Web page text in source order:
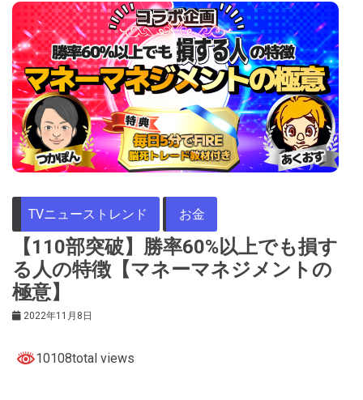
TVニューストレンド お金
【110部突破】勝率60%以上でも損す
る人の特徴【マネーマネジメントの
極意】
2022年11月8日
10108total views